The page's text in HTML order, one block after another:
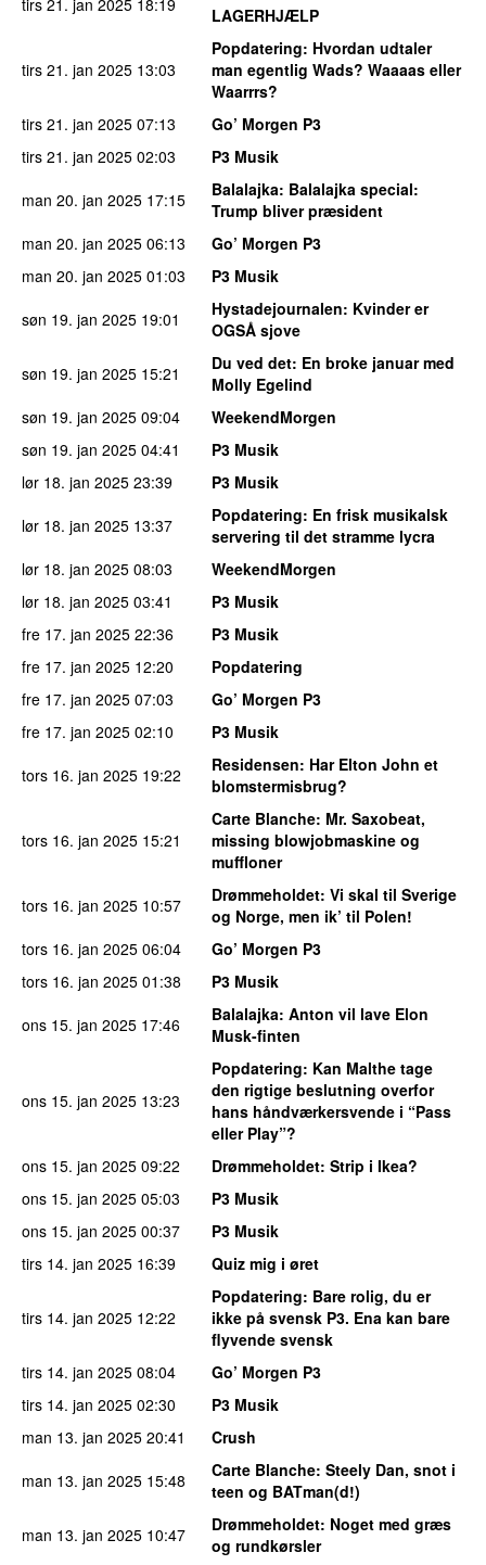
LAGERHJÆLP
tirs 21. jan 2025 13:03
Popdatering: Hvordan udtaler
man egentlig Wads? Waaaas eller
Waarrrs?
tirs 21. jan 2025 07:13
Go’ Morgen P3
tirs 21. jan 2025 02:03
P3 Musik
man 20. jan 2025 17:15 Balalajka: Balalajka special:
Trump bliver præsident
man 20. jan 2025 06:13
Go’ Morgen P3
man 20. jan 2025 01:03
P3 Musik
søn 19. jan 2025 19:01 Hystadejournalen: Kvinder er
OGSÅ sjove
søn 19. jan 2025 15:21 Du ved det: En broke januar med
Molly Egelind
søn 19. jan 2025 09:04
WeekendMorgen
søn 19. jan 2025 04:41
P3 Musik
lør 18. jan 2025 23:39
P3 Musik
lør 18. jan 2025 13:37 Popdatering: En frisk musikalsk
servering til det stramme lycra
lør 18. jan 2025 08:03
WeekendMorgen
lør 18. jan 2025 03:41
P3 Musik
fre 17. jan 2025 22:36
P3 Musik
fre 17. jan 2025 12:20
Popdatering
fre 17. jan 2025 07:03
Go’ Morgen P3
fre 17. jan 2025 02:10
P3 Musik
tors 16. jan 2025 19:22 Residensen: Har Elton John et
blomstermisbrug?
tors 16. jan 2025 15:21
Carte Blanche: Mr. Saxobeat,
missing blowjobmaskine og
muffloner
tors 16. jan 2025 10:57 Drømmeholdet: Vi skal til Sverige
og Norge, men ik’ til Polen!
tors 16. jan 2025 06:04
Go’ Morgen P3
tors 16. jan 2025 01:38
P3 Musik
ons 15. jan 2025 17:46 Balalajka: Anton vil lave Elon
Musk-finten
ons 15. jan 2025 13:23
Popdatering: Kan Malthe tage
den rigtige beslutning overfor
hans håndværkersvende i “Pass
eller Play”?
ons 15. jan 2025 09:22 Drømmeholdet: Strip i Ikea?
ons 15. jan 2025 05:03
P3 Musik
ons 15. jan 2025 00:37
P3 Musik
tirs 14. jan 2025 16:39 Quiz mig i øret
tirs 14. jan 2025 12:22
Popdatering: Bare rolig, du er
ikke på svensk P3. Ena kan bare
flyvende svensk
tirs 14. jan 2025 08:04
Go’ Morgen P3
tirs 14. jan 2025 02:30
P3 Musik
man 13. jan 2025 20:41
Crush
man 13. jan 2025 15:48 Carte Blanche: Steely Dan, snot i
teen og BATman(d!)
man 13. jan 2025 10:47 Drømmeholdet: Noget med græs
og rundkørsler